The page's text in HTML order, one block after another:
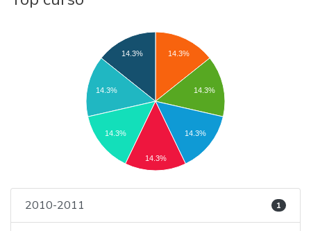
14.3%
14.3%
14.3%
14.3%
14.3%
14.3%
14.3%
2010-2011 1